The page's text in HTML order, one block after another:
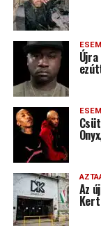
Az
Kert